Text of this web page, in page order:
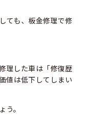
ても、板金修理で修
理した車は「修復歴
値は低下してしまい
。